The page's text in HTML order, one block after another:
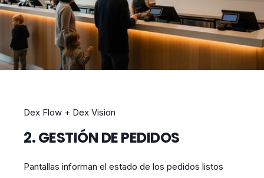
Dex Flow + Dex Vision
2. GESTIÓN DE PEDIDOS
Pantallas informan el estado de los pedidos listos